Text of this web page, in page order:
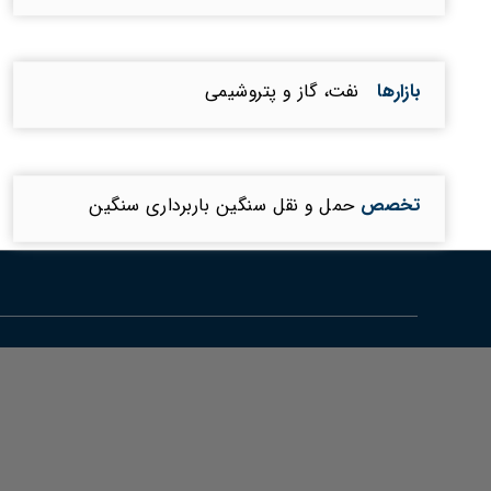
بازارها نفت، گاز و پتروشیمی
تخصصحمل و نقل سنگین باربرداری سنگین